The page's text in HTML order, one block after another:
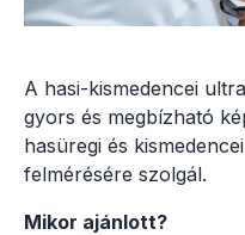
A hasi-kismedencei
gyors és megbízható
hasüregi és
felmérésére szolgál.
Mikor ajánlott?